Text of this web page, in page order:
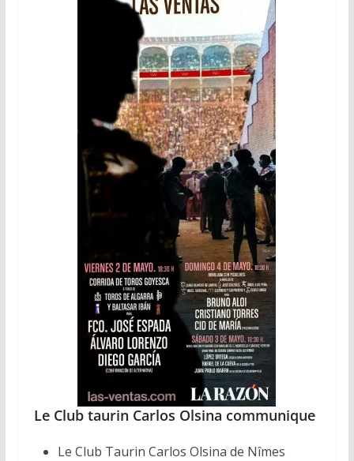
Le Club taurin Carlos Olsina communique
Le Club Taurin Carlos Olsina de Nîmes